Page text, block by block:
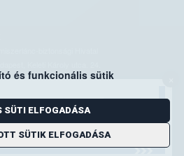
és funkcionális sütik
SÜTI ELFOGADÁSA
SÜTIK ELFOGADÁSA
biztonsági Hivatal
1525 Budapest. Pf. 30.
06-80/263-244
06-1/ 336-9000